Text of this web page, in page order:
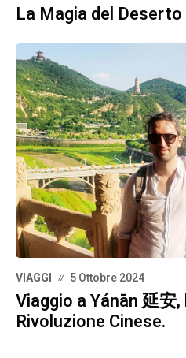
La Magia del Deserto
VIAGGI 5 Ottobre 2024
Viaggio a Yánān 延安
Rivoluzione Cinese.